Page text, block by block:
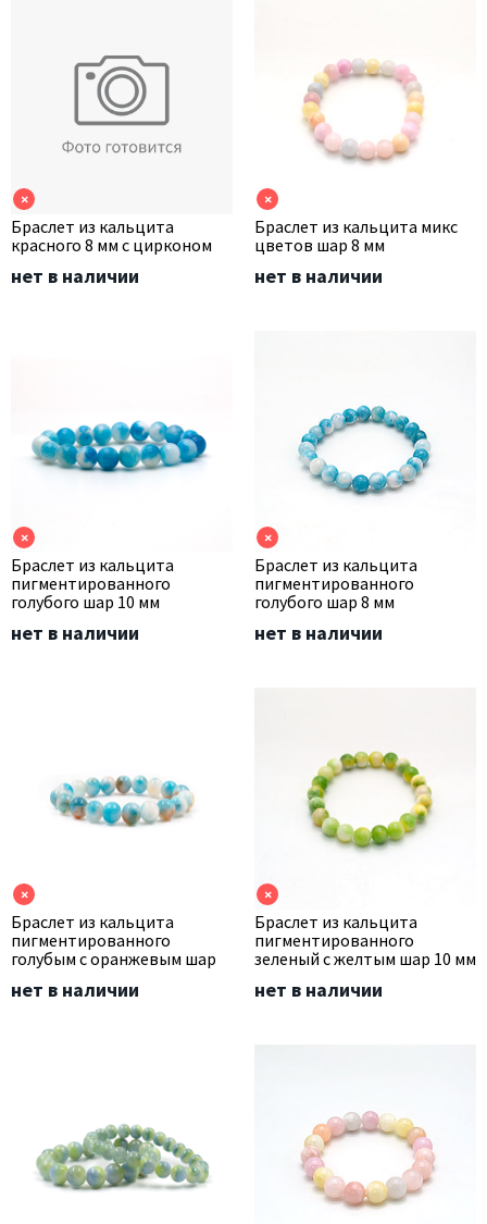
×
Браслет из кальцита
красного 8 мм с цирконом
нет в наличии
×
Браслет из кальцита микс
цветов шар 8 мм
нет в наличии
×
Браслет из кальцита
пигментированного
голубого шар 10 мм
нет в наличии
×
Браслет из кальцита
пигментированного
голубого шар 8 мм
нет в наличии
×
Браслет из кальцита
пигментированного
голубым с оранжевым шар
нет в наличии
×
Браслет из кальцита
пигментированного
зеленый с желтым шар 10 мм
нет в наличии